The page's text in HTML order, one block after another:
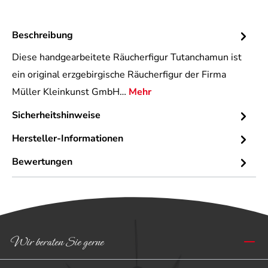
Beschreibung
Diese handgearbeitete Räucherfigur Tutanchamun ist
ein original erzgebirgische Räucherfigur der Firma
Müller Kleinkunst GmbH… Mehr
Sicherheitshinweise
Hersteller-Informationen
Bewertungen
Wir beraten Sie gerne